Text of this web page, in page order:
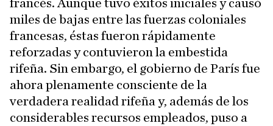
francés. Aunque tuvo éxitos iniciales y causó
miles de bajas entre las fuerzas coloniales
francesas, éstas fueron rápidamente
reforzadas y contuvieron la embestida
rifeña. Sin embargo, el gobierno de París fue
ahora plenamente consciente de la
verdadera realidad rifeña y, además de los
considerables recursos empleados, puso a